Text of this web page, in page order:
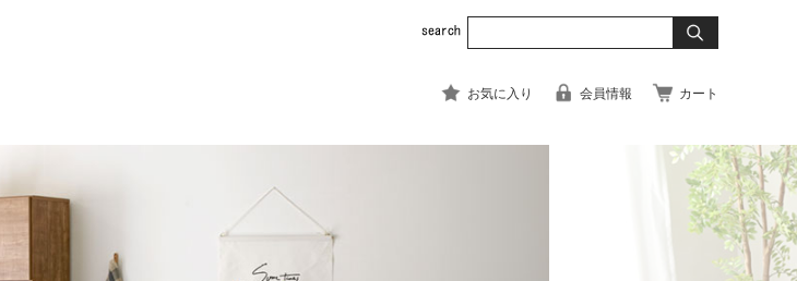
お気に入り 会員情報 カート